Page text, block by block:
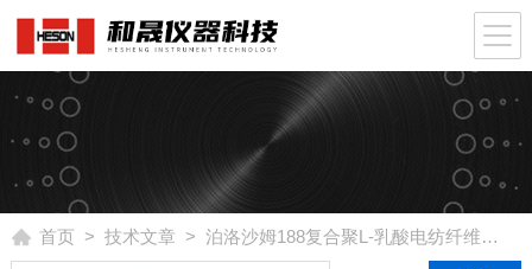
首页 > 技术文章 > 泊洛沙姆188复合聚L-乳酸电纺纤维对多西他赛的增溶及缓释作用